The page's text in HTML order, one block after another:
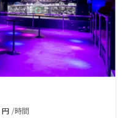
円 /時間